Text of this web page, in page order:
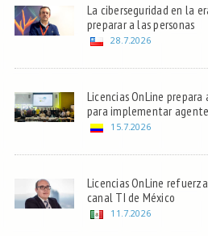
La ciberseguridad en la
preparar a las personas
28.7.2026
Licencias OnLine
para implementar
15.7.2026
Licencias OnLine
canal TI de México
11.7.2026